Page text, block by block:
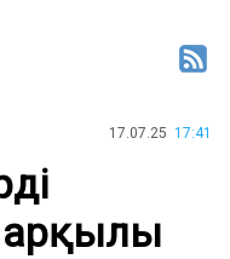
17.07.25 17:41
арқылы